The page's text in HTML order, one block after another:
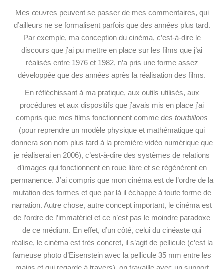
Mes œuvres peuvent se passer de mes commentaires, qui
d’ailleurs ne se formalisent parfois que des années plus tard.
Par exemple, ma conception du cinéma, c’est-à-dire le
discours que j’ai pu mettre en place sur les films que j’ai
réalisés entre 1976 et 1982, n’a pris une forme assez
développée que des années après la réalisation des films.
En réfléchissant à ma pratique, aux outils utilisés, aux
procédures et aux dispositifs que j’avais mis en place j’ai
compris que mes films fonctionnent comme des tourbillons
(pour reprendre un modèle physique et mathématique qui
donnera son nom plus tard à la première vidéo numérique que
je réaliserai en 2006), c’est-à-dire des systèmes de relations
d’images qui fonctionnent en roue libre et se régénèrent en
permanence. J’ai compris que mon cinéma est de l’ordre de la
mutation des formes et que par là il échappe à toute forme de
narration. Autre chose, autre concept important, le cinéma est
de l’ordre de l’immatériel et ce n’est pas le moindre paradoxe
de ce médium. En effet, d’un côté, celui du cinéaste qui
réalise, le cinéma est très concret, il s’agit de pellicule (c’est la
fameuse photo d’Eisenstein avec la pellicule 35 mm entre les